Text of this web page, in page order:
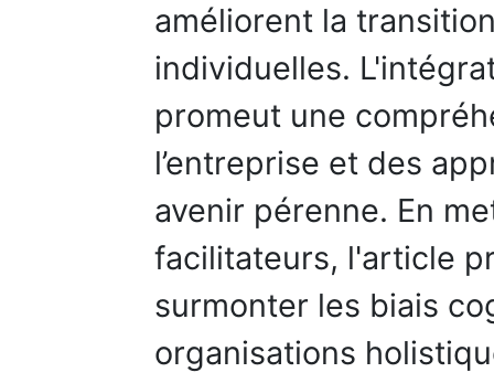
améliorent la
individuelles.
promeut une
l’entreprise et des
avenir pérenne. En
facilitateurs, l'article
surmonter les biais
organisations